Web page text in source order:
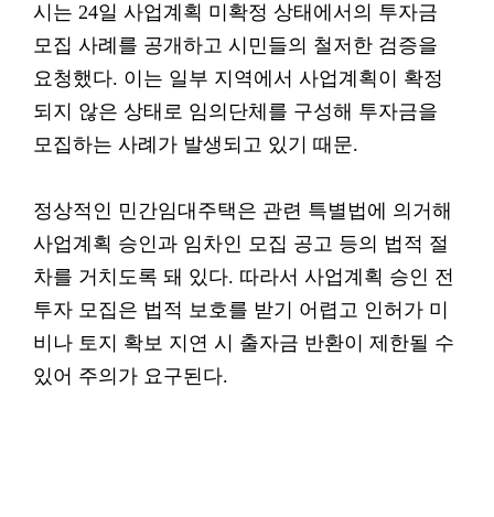
시는 24일 사업계획 미확정 상태에서의 투자금
모집 사례를 공개하고 시민들의 철저한 검증을
요청했다. 이는 일부 지역에서 사업계획이 확정
되지 않은 상태로 임의단체를 구성해 투자금을
모집하는 사례가 발생되고 있기 때문.
정상적인 민간임대주택은 관련 특별법에 의거해
사업계획 승인과 임차인 모집 공고 등의 법적 절
차를 거치도록 돼 있다. 따라서 사업계획 승인 전
투자 모집은 법적 보호를 받기 어렵고 인허가 미
비나 토지 확보 지연 시 출자금 반환이 제한될 수
있어 주의가 요구된다.